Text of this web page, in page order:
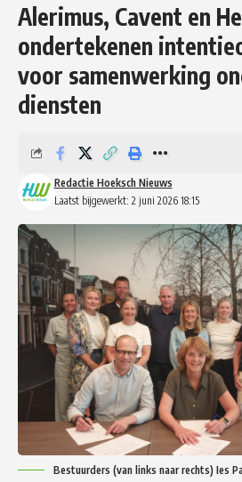
Alerimus, Cavent en
ondertekenen
voor samenwerking
diensten
Laatst bijgewerkt: 2 juni 2026 18:15
Redactie Hoeksch Nieuws
Bestuurders (van links naar rechts) Ies